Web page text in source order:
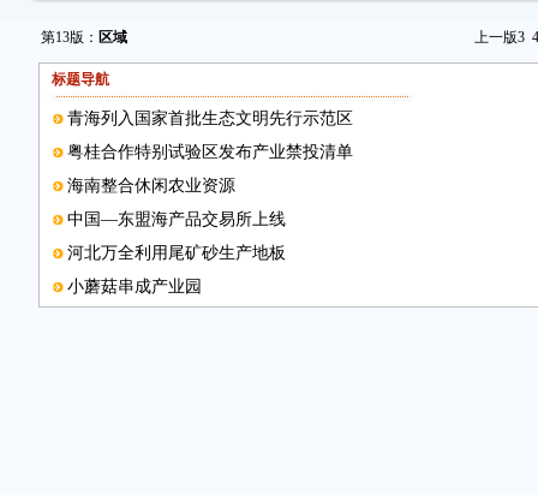
第13版： 区域 上一版3 4
标题导航
青海列入国家首批生态文明先行示范区
粤桂合作特别试验区发布产业禁投清单
海南整合休闲农业资源
中国—东盟海产品交易所上线
河北万全利用尾矿砂生产地板
小蘑菇串成产业园